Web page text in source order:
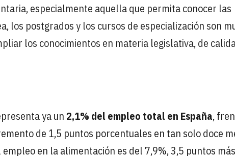
especialmente aquella que permita conocer las
los postgrados y los cursos de especialización son
los conocimientos en materia legislativa, de
ya un2,1% del empleo total en España,
de 1,5 puntos porcentuales en tan solo doce
en la alimentación es del 7,9%, 3,5 puntos